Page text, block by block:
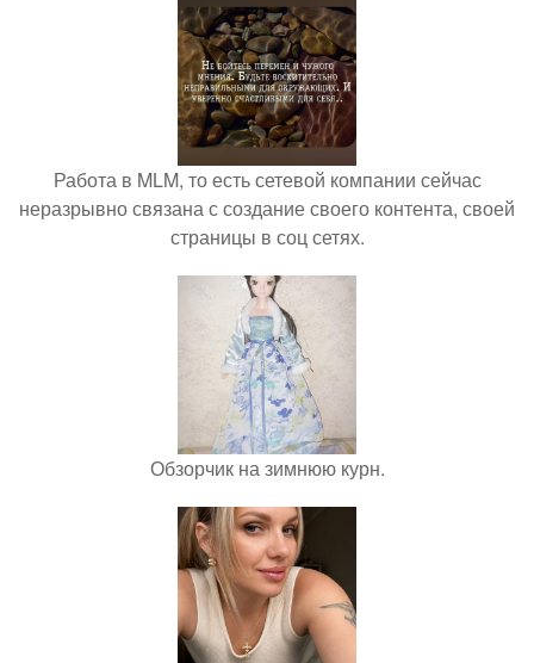
Работа в MLM, то есть сетевой компании сейчас
неразрывно связана с создание своего контента, своей
страницы в соц сетях.
Обзорчик на зимнюю курн.